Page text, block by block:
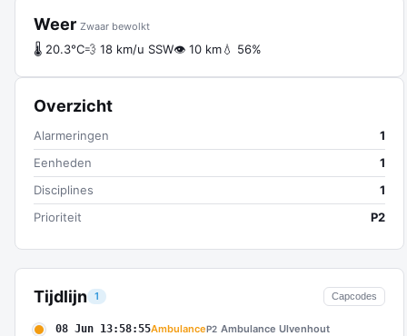
Tijdlijn 1 Capcodes
08 Jun 13:58:55AmbulanceP2 Ambulance Ulvenhout
Weer Zwaar bewolkt
🌡 20.3°C💨 18 km/u SSW👁 10 km💧 56%
Overzicht
Alarmeringen
1
Eenheden
1
Disciplines
1
Prioriteit
P2